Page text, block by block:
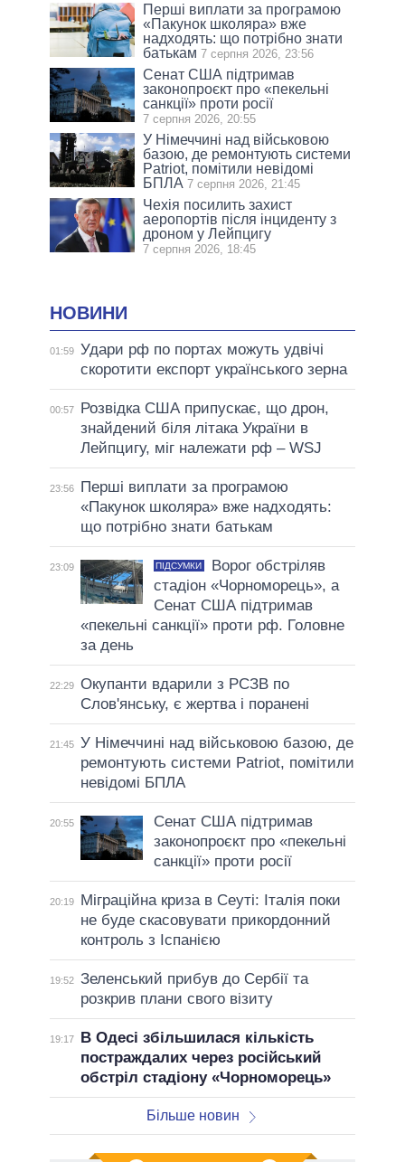
Перші виплати за програмою
«Пакунок школяра» вже
надходять: що потрібно знати
батькам 7 серпня 2026, 23:56
Сенат США підтримав
законопроєкт про «пекельні
санкції» проти росії
7 серпня 2026, 20:55
У Німеччині над військовою
базою, де ремонтують системи
Patriot, помітили невідомі
БПЛА 7 серпня 2026, 21:45
Чехія посилить захист
аеропортів після інциденту з
дроном у Лейпцигу
7 серпня 2026, 18:45
НОВИНИ
01:59 Удари рф по портах можуть удвічі
скоротити експорт українського зерна
00:57
Розвідка США припускає, що дрон,
знайдений біля літака України в
Лейпцигу, міг належати рф – WSJ
23:56
Перші виплати за програмою
«Пакунок школяра» вже надходять:
що потрібно знати батькам
23:09 ПІДСУМКИ
Ворог обстріляв
стадіон «Чорноморець», а
Сенат США підтримав
«пекельні санкції» проти рф. Головне
за день
22:29 Окупанти вдарили з РСЗВ по
Слов'янську, є жертва і поранені
21:45 У Німеччині над військовою базою, де
ремонтують системи Patriot, помітили
невідомі БПЛА
20:55
Сенат США підтримав
законопроєкт про «пекельні
санкції» проти росії
20:19
Міграційна криза в Сеуті: Італія поки
не буде скасовувати прикордонний
контроль з Іспанією
19:52 Зеленський прибув до Сербії та
розкрив плани свого візиту
19:17
В Одесі збільшилася кількість
постраждалих через російський
обстріл стадіону «Чорноморець»
Більше новин